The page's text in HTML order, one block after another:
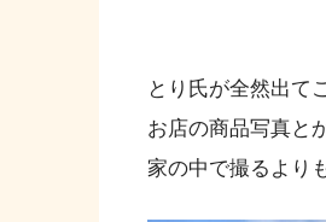
とり氏が全然出て
お店の商品写真と
家の中で撮るより